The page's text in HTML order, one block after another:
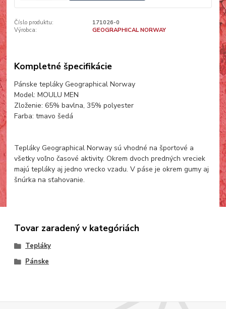
Číslo produktu:
171026-0
Výrobca:
GEOGRAPHICAL NORWAY
Kompletné špecifikácie
Pánske tepláky Geographical Norway
Model: MOULU MEN
Zloženie: 65% bavlna, 35% polyester
Farba: tmavo šedá
Tepláky Geographical Norway sú vhodné na športové a
všetky voľno časové aktivity. Okrem dvoch predných vreciek
majú tepláky aj jedno vrecko vzadu. V páse je okrem gumy aj
šnúrka na sťahovanie.
Tovar zaradený v kategóriách
Tepláky
Pánske